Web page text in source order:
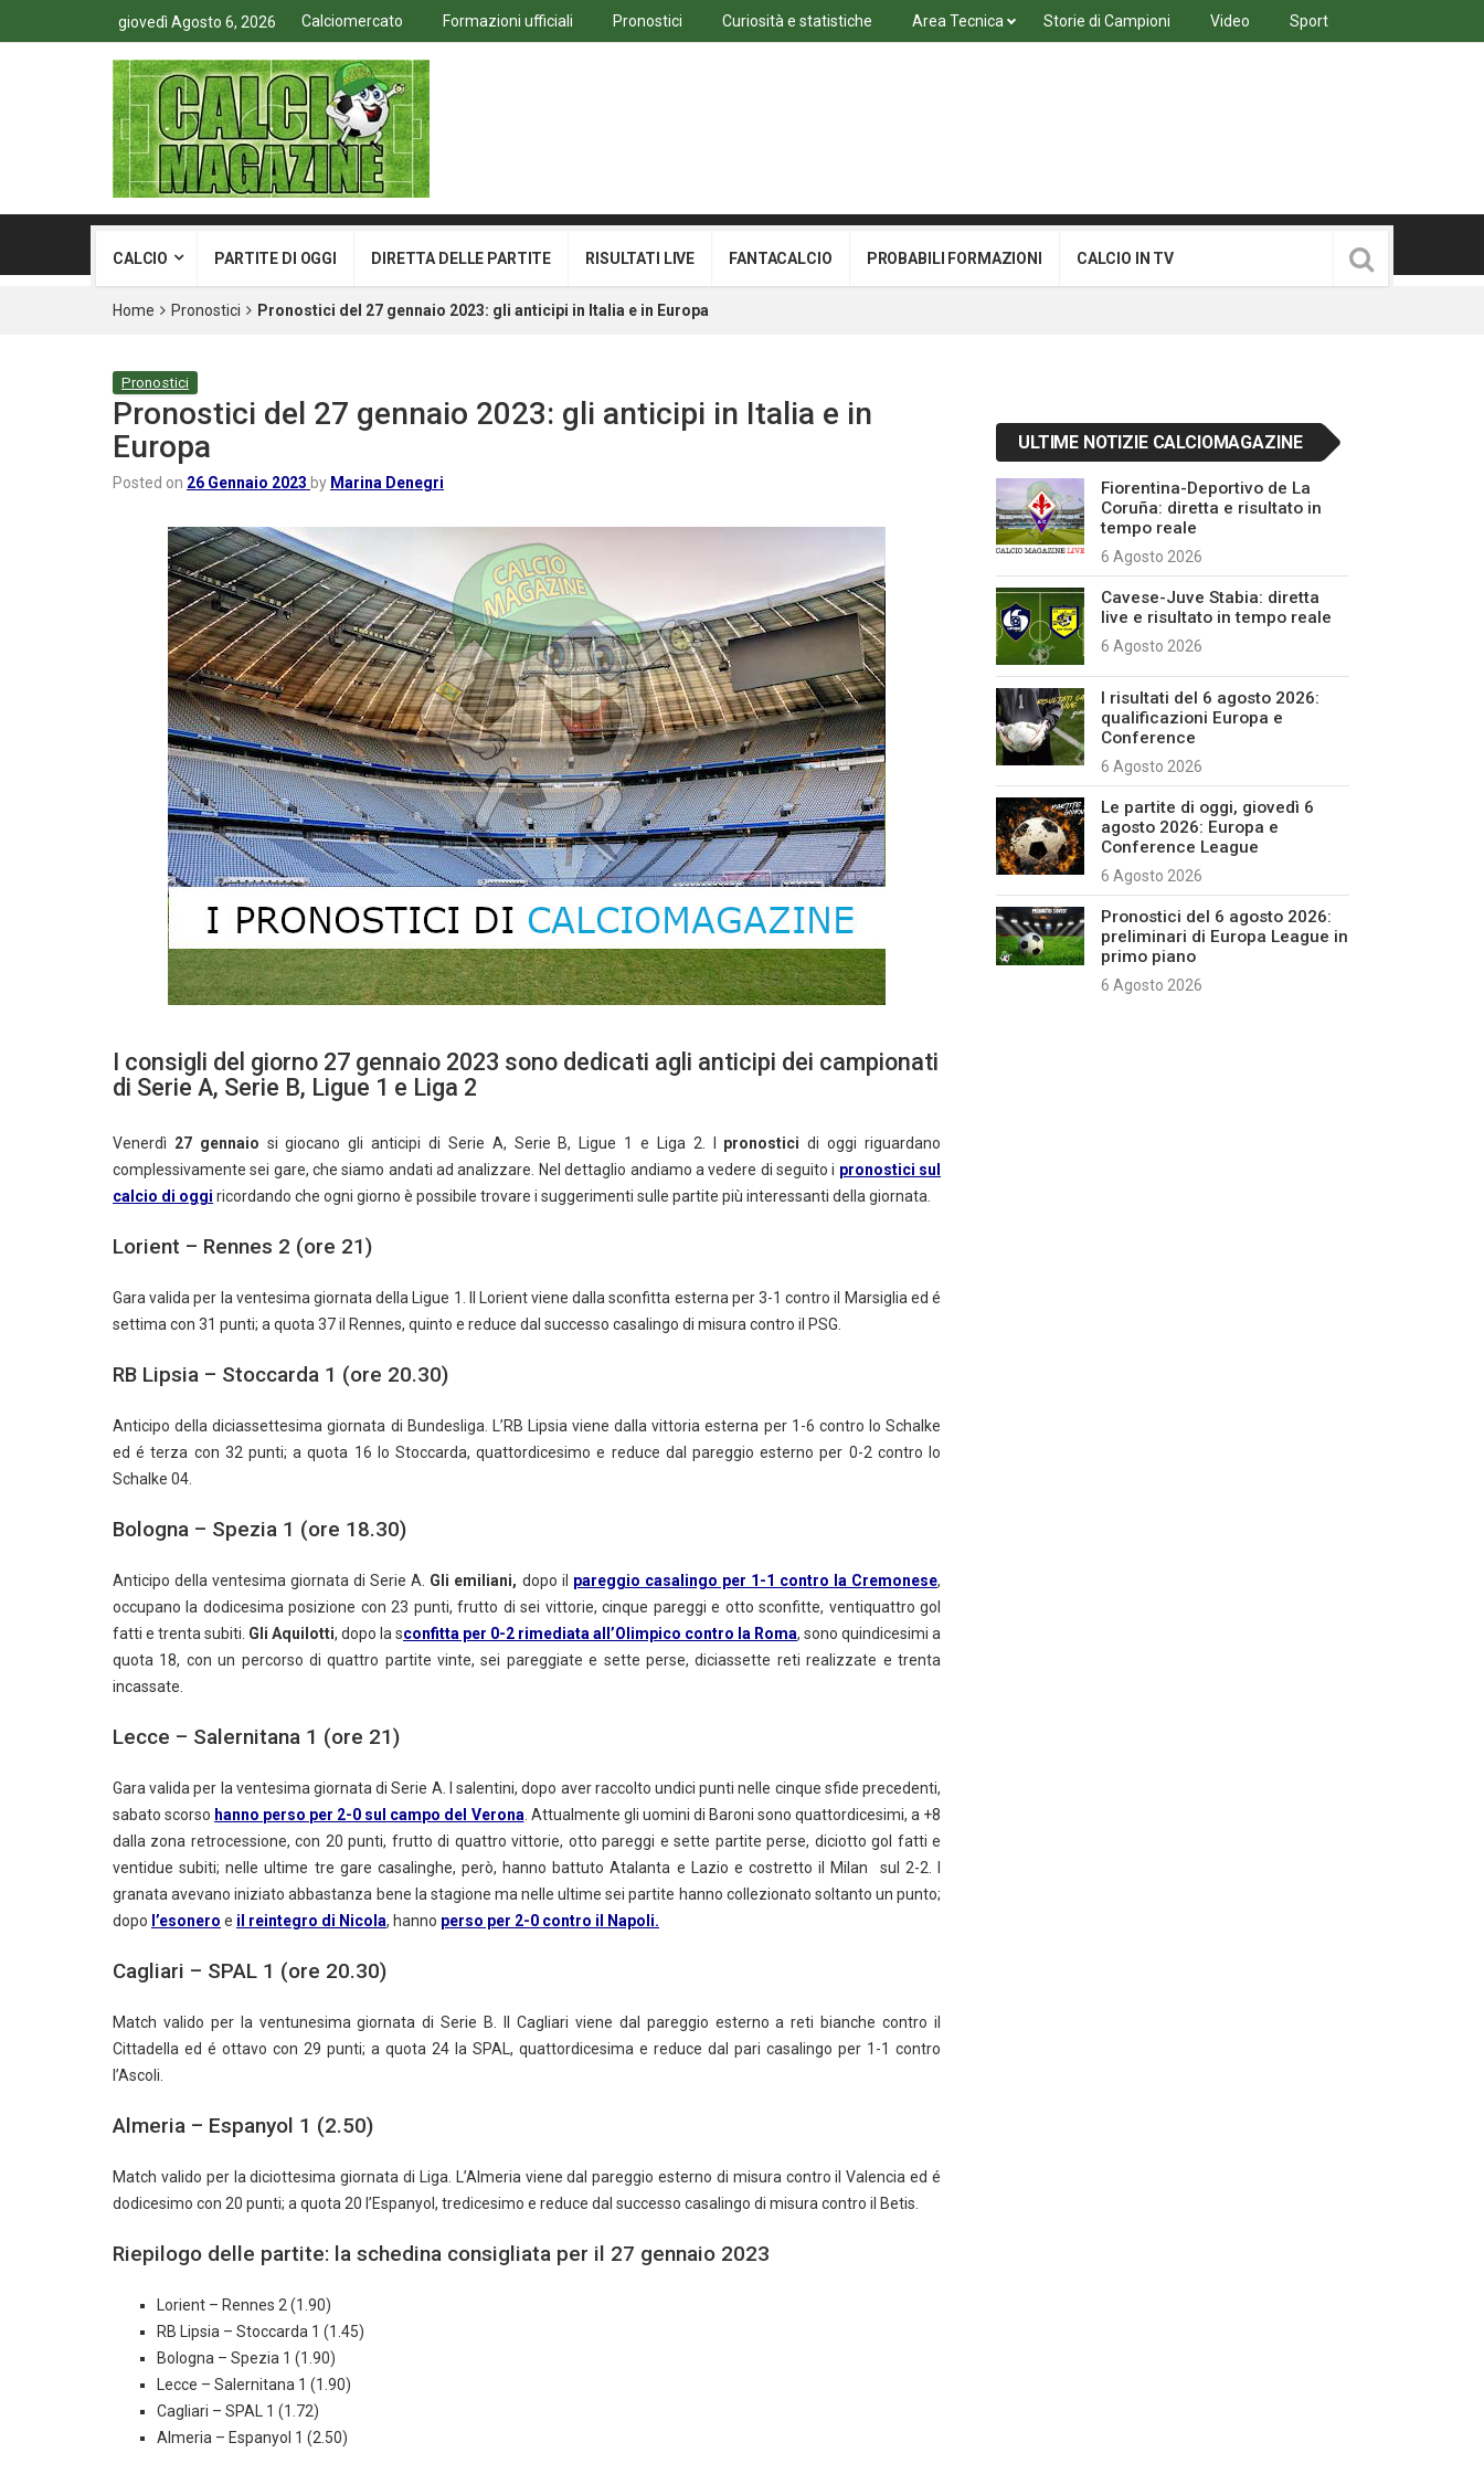
giovedì Agosto 6, 2026 Calciomercato Formazioni ufficiali Pronostici Curiosità e statistiche Area Tecnica Storie di Campioni Video Sport
CALCIO PARTITE DI OGGI DIRETTA DELLE PARTITE RISULTATI LIVE FANTACALCIO PROBABILI FORMAZIONI CALCIO IN TV
Home Pronostici Pronostici del 27 gennaio 2023: gli anticipi in Italia e in Europa
Pronostici
Pronostici del 27 gennaio 2023: gli anticipi in Italia e in
Europa
Posted on 26 Gennaio 2023 by Marina Denegri
I consigli del giorno 27 gennaio 2023 sono dedicati agli anticipi dei campionati
di Serie A, Serie B, Ligue 1 e Liga 2
Venerdì 27 gennaio si giocano gli anticipi di Serie A, Serie B, Ligue 1 e Liga 2. I pronostici di oggi riguardano
complessivamente sei gare, che siamo andati ad analizzare. Nel dettaglio andiamo a vedere di seguito i pronostici sul
calcio di oggi ricordando che ogni giorno è possibile trovare i suggerimenti sulle partite più interessanti della giornata.
Lorient – Rennes 2 (ore 21)
Gara valida per la ventesima giornata della Ligue 1. Il Lorient viene dalla sconfitta esterna per 3-1 contro il Marsiglia ed é
settima con 31 punti; a quota 37 il Rennes, quinto e reduce dal successo casalingo di misura contro il PSG.
RB Lipsia – Stoccarda 1 (ore 20.30)
Anticipo della diciassettesima giornata di Bundesliga. L’RB Lipsia viene dalla vittoria esterna per 1-6 contro lo Schalke
ed é terza con 32 punti; a quota 16 lo Stoccarda, quattordicesimo e reduce dal pareggio esterno per 0-2 contro lo
Schalke 04.
Bologna – Spezia 1 (ore 18.30)
Anticipo della ventesima giornata di Serie A. Gli emiliani, dopo il pareggio casalingo per 1-1 contro la Cremonese,
occupano la dodicesima posizione con 23 punti, frutto di sei vittorie, cinque pareggi e otto sconfitte, ventiquattro gol
fatti e trenta subiti. Gli Aquilotti, dopo la sconfitta per 0-2 rimediata all’Olimpico contro la Roma, sono quindicesimi a
quota 18, con un percorso di quattro partite vinte, sei pareggiate e sette perse, diciassette reti realizzate e trenta
incassate.
Lecce – Salernitana 1 (ore 21)
Gara valida per la ventesima giornata di Serie A. I salentini, dopo aver raccolto undici punti nelle cinque sfide precedenti,
sabato scorso hanno perso per 2-0 sul campo del Verona . Attualmente gli uomini di Baroni sono quattordicesimi, a +8
dalla zona retrocessione, con 20 punti, frutto di quattro vittorie, otto pareggi e sette partite perse, diciotto gol fatti e
ventidue subiti; nelle ultime tre gare casalinghe, però, hanno battuto Atalanta e Lazio e costretto il Milan sul 2-2. I
granata avevano iniziato abbastanza bene la stagione ma nelle ultime sei partite hanno collezionato soltanto un punto;
dopo l’esonero e il reintegro di Nicola, hanno perso per 2-0 contro il Napoli.
Cagliari – SPAL 1 (ore 20.30)
Match valido per la ventunesima giornata di Serie B. Il Cagliari viene dal pareggio esterno a reti bianche contro il
Cittadella ed é ottavo con 29 punti; a quota 24 la SPAL, quattordicesima e reduce dal pari casalingo per 1-1 contro
l’Ascoli.
Almeria – Espanyol 1 (2.50)
Match valido per la diciottesima giornata di Liga. L’Almeria viene dal pareggio esterno di misura contro il Valencia ed é
dodicesimo con 20 punti; a quota 20 l’Espanyol, tredicesimo e reduce dal successo casalingo di misura contro il Betis.
Riepilogo delle partite: la schedina consigliata per il 27 gennaio 2023
Lorient – Rennes 2 (1.90)
RB Lipsia – Stoccarda 1 (1.45)
Bologna – Spezia 1 (1.90)
Lecce – Salernitana 1 (1.90)
Cagliari – SPAL 1 (1.72)
Almeria – Espanyol 1 (2.50)
ULTIME NOTIZIE CALCIOMAGAZINE
Fiorentina-Deportivo de La
Coruña: diretta e risultato in
tempo reale
6 Agosto 2026
Cavese-Juve Stabia: diretta
live e risultato in tempo reale
6 Agosto 2026
I risultati del 6 agosto 2026:
qualificazioni Europa e
Conference
6 Agosto 2026
Le partite di oggi, giovedì 6
agosto 2026: Europa e
Conference League
6 Agosto 2026
Pronostici del 6 agosto 2026:
preliminari di Europa League in
primo piano
6 Agosto 2026